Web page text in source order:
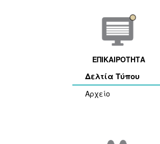
ΕΠΙΚΑΙΡΟΤΗΤΑ
Δελτία Τύπου
Αρχείο